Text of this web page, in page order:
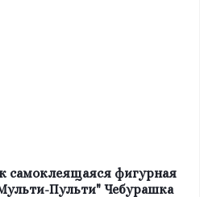
самоклеящаяся фигурная
Пульти" Чебурашка